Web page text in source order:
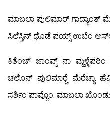
ಮಾಬಲಾ ಪುಲಿಮಾರ್
ಸಿಲೆಸ್ತಿನ್ ಥೊಡೆ ಪಯ್ಸ್ ಉಬೆಂ
ಕಿತೆಂಚ್ ಜಾಂವ್ಕ್ ನಾ
ಚಲೊನ್ ಪುಲಿಮಾರ್‍ಚೆ ಮೆರೆಚ್ಯಾ
ಸರ್ಶಿಂ ಪಾವ್ಲೊಂ. ಮಾಬಲಾ